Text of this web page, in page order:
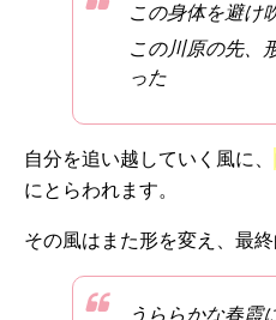
この身体を避け
この川原の先、
った
自分を追い越していく風に、
にとらわれます。
その風はまた形を変え、最
うららかな春霞